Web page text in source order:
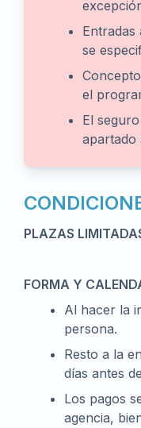
Entradas
se
el
El
apartado
PLAZAS
FORMA Y
Al hacer la
persona.
Resto a la
días antes
Los pagos
agencia,